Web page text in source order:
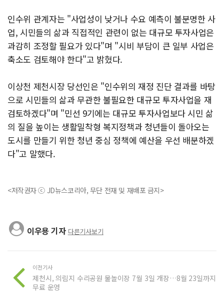
인수위 관계자는 "사업성이 낮거나 수요 예측이 불분명한 사
업, 시민들의 삶과 직접적인 관련이 없는 대규모 투자사업은
과감히 조정할 필요가 있다"며 "시비 부담이 큰 일부 사업은
축소도 검토해야 한다"고 밝혔다.
이상천 제천시장 당선인은 "인수위의 재정 진단 결과를 바탕
으로 시민들의 삶과 무관한 불필요한 대규모 투자사업을 재
검토하겠다"며 "민선 9기에는 대규모 투자사업보다 시민 삶
의 질을 높이는 생활밀착형 복지정책과 청년들이 돌아오는
도시를 만들기 위한 청년 중심 정책에 예산을 우선 배분하겠
다"고 말했다.
<저작권자 ⓒ JD뉴스코리아, 무단 전재 및 재배포 금지>
이우용 기자 다른기사보기
이전기사
제천시, 의림지 수리공원 물놀이장 7월 3일 개장…8월 23일까지
무료 운영